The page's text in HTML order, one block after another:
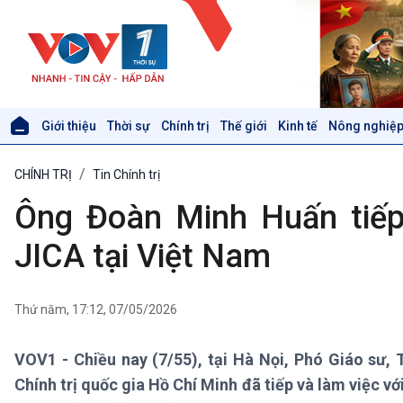
Giới thiệu Thời sự Chính trị Thế giới Kinh tế Nông
Thời sự 12h
Thời sự 18h
Thời sự 21h30
Bản tin
Xã hội
Tin Đời sống & Xã hội
Khoa học & Công nghệ
Tin Khoa học & Công nghệ
CHÍNH TRỊ Tin Chính trị
Ông Đoàn Minh Huấn
JICA tại Việt Nam
Thứ năm, 17:12, 07/05/2026
VOV1 - Chiều nay (7/55), tại Hà Nọi, Phó Giáo
Chính trị quốc gia Hồ Chí Minh đã tiếp và làm việc